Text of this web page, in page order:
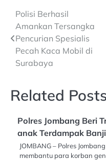
Post
navigation
Polisi Berhasil
Amankan Tersangka
Pencurian Spesialis
Pecah Kaca Mobil di
Surabaya
Related
Polres Jombang Beri
anak Terdampak
JOMBANG – Polres
membantu para korban